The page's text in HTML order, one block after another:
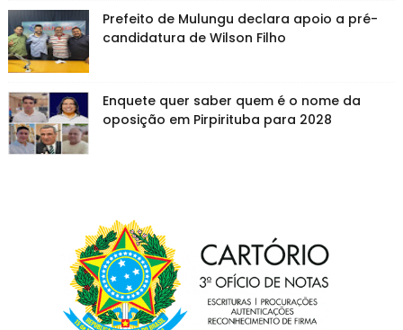
Prefeito de Mulungu declara apoio a pré-
candidatura de Wilson Filho
Enquete quer saber quem é o nome da
oposição em Pirpirituba para 2028